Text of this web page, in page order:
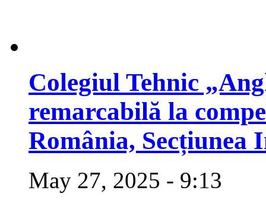
Colegiul Tehnic
remarcabilă la
România, Secțiunea
May 27, 2025 - 9:13